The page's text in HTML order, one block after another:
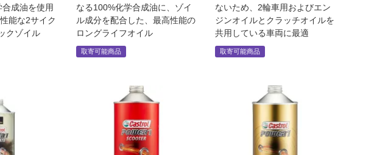
成油を使用
能な2サイク
クゾイル
なる100%化学合成油に、ゾイ
ル成分を配合した、最高性能の
ロングライフオイル
取寄可能商品
ないため、2輪車用およびエン
ジンオイルとクラッチオイルを
共用している車両に最適
取寄可能商品